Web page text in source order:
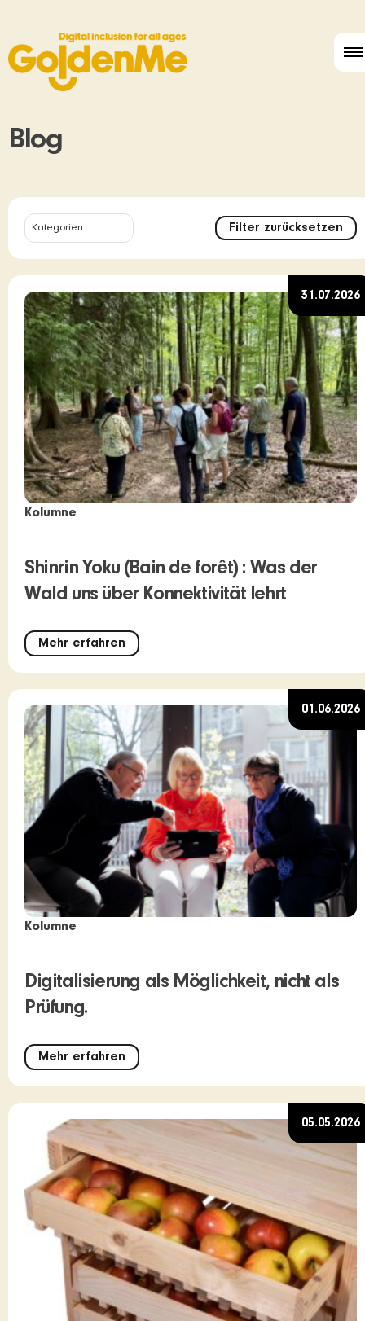
Blog
Filter zurücksetzen
Kolumne
Shinrin Yoku (Bain de forêt) : Was der
Wald uns über Konnektivität lehrt
Mehr erfahren
31.07.2026
Kolumne
Digitalisierung als Möglichkeit, nicht als
Prüfung.
Mehr erfahren
01.06.2026
05.05.2026